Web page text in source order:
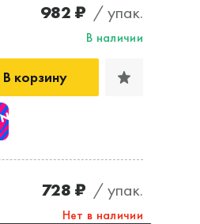
982 ₽ / упак.
В наличии
В корзину
728 ₽ / упак.
Нет в наличии